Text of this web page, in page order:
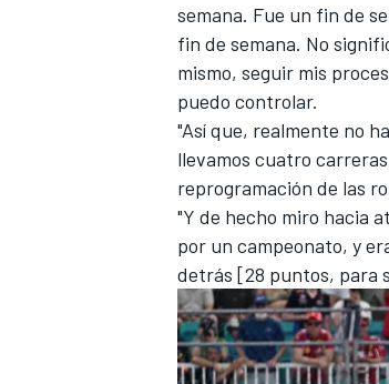
semana. Fue un fin de
fin de semana. No
mismo, seguir mis
puedo controlar.
"Así que, realmente no
llevamos cuatro
reprogramación de las
"Y de hecho miro hacia
por un campeonato, y
detrás [28 puntos, para